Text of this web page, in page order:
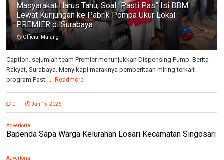
Masyarakat Harus Tahu, Soal “Pasti Pas” Isi BBM
Lewat Kunjungan ke Pabrik Pompa Ukur Lokal
PREMIER di Surabaya
ByOfficial Malang
Caption. sejumlah team Premier menunjukkan Dispensing Pump. Berita
Rakyat, Surabaya. Menyikapi maraknya pemberitaan miring terkait
program Pasti ...
Readmore
0 Jan 15, 2026
Advertorial
Bapenda Sapa Warga Kelurahan Losari Kecamatan Singosari
Advertorial